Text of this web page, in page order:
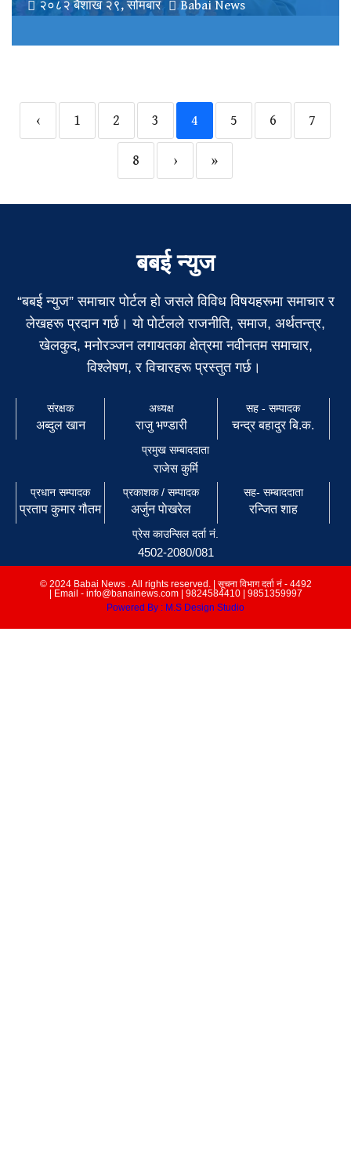
२०८२ बैशाख २९, सोमबार Babai News
‹ 1 2 3 4 5 6 7
8 › »
बबई न्युज
“बबई न्युज” समाचार पोर्टल हो जसले विविध विषयहरूमा समाचार र
लेखहरू प्रदान गर्छ। यो पोर्टलले राजनीति, समाज, अर्थतन्त्र,
खेलकुद, मनोरञ्जन लगायतका क्षेत्रमा नवीनतम समाचार,
विश्लेषण, र विचारहरू प्रस्तुत गर्छ।
संरक्षक
अब्दुल खान
अध्यक्ष
राजु भण्डारी
सह - सम्पादक
चन्द्र बहादुर बि.क.
प्रमुख सम्बाददाता
राजेस कुर्मि
प्रधान सम्पादक
प्रताप कुमार गौतम
प्रकाशक / सम्पादक
अर्जुन पाेखरेल
सह- सम्बाददाता
रन्जित शाह
प्रेस काउन्सिल दर्ता नं.
4502-2080/081
© 2024 Babai News . All rights reserved. | सूचना विभाग दर्ता नं - 4492
| Email - info@banainews.com | 9824584410 | 9851359997
Powered By : M.S Design Studio